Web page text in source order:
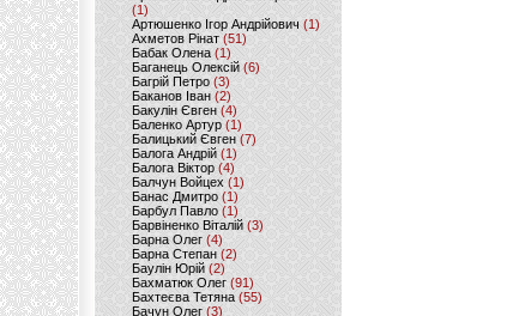
(1)
Артюшенко Ігор Андрійович(1)
Ахметов Рінат(51)
Бабак Олена(1)
Баганець Олексій(6)
Багрій Петро (3)
Баканов Іван(2)
Бакулін Євген (4)
Баленко Артур(1)
Балицький Євген(7)
Балога Андрій (1)
Балога Віктор (4)
Балчун Войцех (1)
Банас Дмитро (1)
Барбул Павло(1)
Барвіненко Віталій(3)
Барна Олег (4)
Барна Степан (2)
Баулін Юрій (2)
Бахматюк Олег (91)
Бахтеєва Тетяна(55)
Бачун Олег (3)